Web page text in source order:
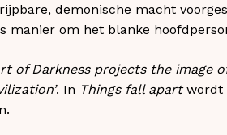
demonische macht
manier om het blanke
of Darkness projects the image
. In Things fall apartwordt